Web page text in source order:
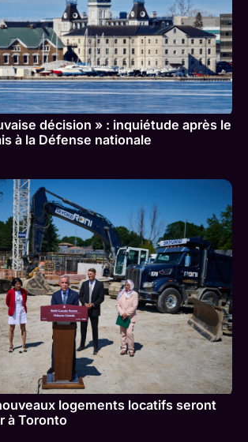
décision » : inquiétude après le
à la Défense nationale
logements locatifs seront
à Toronto